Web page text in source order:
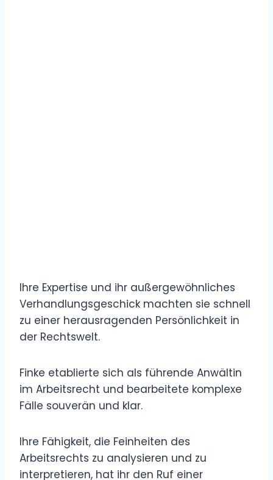
Ihre Expertise und ihr außergewöhnliches
Verhandlungsgeschick machten sie schnell
zu einer herausragenden Persönlichkeit in
der Rechtswelt.
Finke etablierte sich als führende Anwältin
im Arbeitsrecht und bearbeitete komplexe
Fälle souverän und klar.
Ihre Fähigkeit, die Feinheiten des
Arbeitsrechts zu analysieren und zu
interpretieren, hat ihr den Ruf einer